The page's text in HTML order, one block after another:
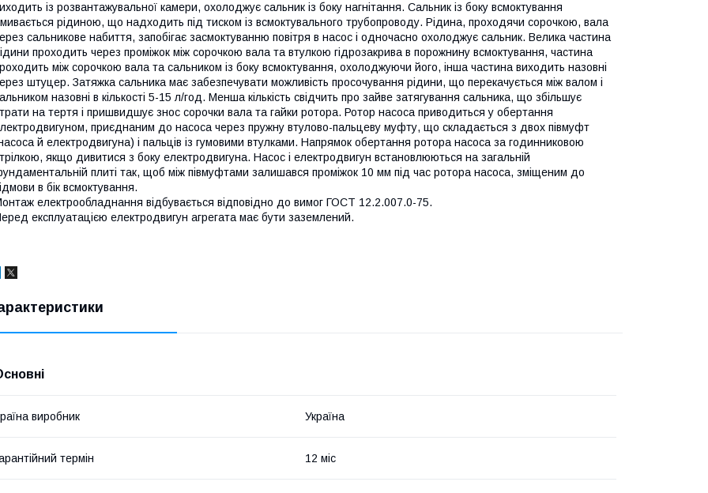
із розвантажувальної камери, охолоджує сальник із боку нагнітання. Сальник із боку всмоктування
рідиною, що надходить під тиском із всмоктувального трубопроводу. Рідина, проходячи сорочкою, вала
сальникове набиття, запобігає засмоктуванню повітря в насос і одночасно охолоджує сальник. Велика частина
проходить через проміжок між сорочкою вала та втулкою гідрозакрива в порожнину всмоктування, частина
між сорочкою вала та сальником із боку всмоктування, охолоджуючи його, інша частина виходить назовні
штуцер. Затяжка сальника має забезпечувати можливість просочування рідини, що перекачується між валом і
назовні в кількості 5-15 л/год. Менша кількість свідчить про зайве затягування сальника, що збільшує
на тертя і пришвидшує знос сорочки вала та гайки ротора. Ротор насоса приводиться у обертання
приєднаним до насоса через пружну втулово-пальцеву муфту, що складається з двох півмуфт
й електродвигуна) і пальців із гумовими втулками. Напрямок обертання ротора насоса за годинниковою
якщо дивитися з боку електродвигуна. Насос і електродвигун встановлюються на загальній
плиті так, щоб між півмуфтами залишався проміжок 10 мм під час ротора насоса, зміщеним до
в бік всмоктування.
електрообладнання відбувається відповідно до вимог ГОСТ 12.2.007.0-75.
експлуатацією електродвигун агрегата має бути заземлений.
виробник Україна
термін 12 міс